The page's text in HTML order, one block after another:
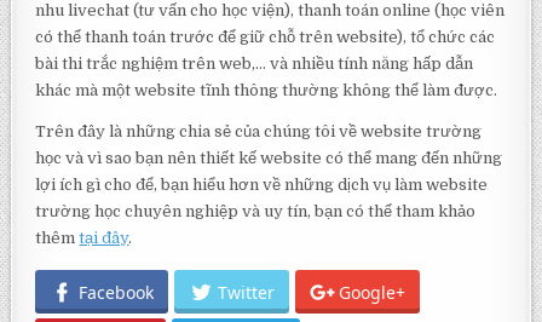
nhu livechat (tư vấn cho học viện), thanh toán online (học viên
có thể thanh toán trước để giữ chỗ trên website), tổ chức các
bài thi trắc nghiệm trên web,… và nhiều tính năng hấp dẫn
khác mà một website tĩnh thông thường không thể làm được.
Trên đây là những chia sẻ của chúng tôi về website trường
học và vì sao bạn nên thiết kế website có thể mang đến những
lợi ích gì cho để, bạn hiểu hơn về những dịch vụ làm website
trường học chuyên nghiệp và uy tín, bạn có thể tham khảo
thêmtại đây.
Facebook Twitter Google+